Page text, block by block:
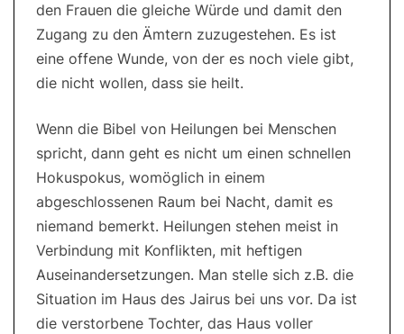
den Frauen die gleiche Würde und damit den
Zugang zu den Ämtern zuzugestehen. Es ist
eine offene Wunde, von der es noch viele gibt,
die nicht wollen, dass sie heilt.
Wenn die Bibel von Heilungen bei Menschen
spricht, dann geht es nicht um einen schnellen
Hokuspokus, womöglich in einem
abgeschlossenen Raum bei Nacht, damit es
niemand bemerkt. Heilungen stehen meist in
Verbindung mit Konflikten, mit heftigen
Auseinandersetzungen. Man stelle sich z.B. die
Situation im Haus des Jairus bei uns vor. Da ist
die verstorbene Tochter, das Haus voller